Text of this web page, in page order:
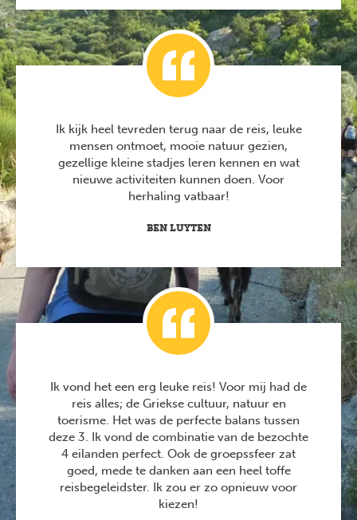
Ik kijk heel tevreden terug naar de reis, leuke
mensen ontmoet, mooie natuur gezien,
gezellige kleine stadjes leren kennen en wat
nieuwe activiteiten kunnen doen. Voor
herhaling vatbaar!
BEN LUYTEN
Ik vond het een erg leuke reis! Voor mij had de
reis alles; de Griekse cultuur, natuur en
toerisme. Het was de perfecte balans tussen
deze 3. Ik vond de combinatie van de bezochte
4 eilanden perfect. Ook de groepssfeer zat
goed, mede te danken aan een heel toffe
reisbegeleidster. Ik zou er zo opnieuw voor
kiezen!